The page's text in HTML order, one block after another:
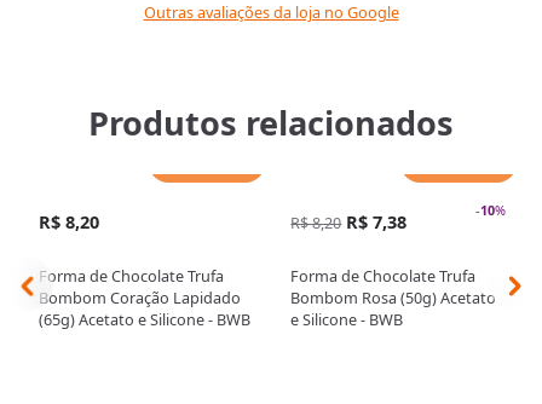
Outras avaliações da loja no Google
Produtos relacionados
R$ 8,20
Forma de Chocolate Trufa
Bombom Coração Lapidado
(65g) Acetato e Silicone - BWB
-10%
R$ 8,20 R$ 7,38
Forma de Chocolate Trufa
Bombom Rosa (50g) Acetato
e Silicone - BWB